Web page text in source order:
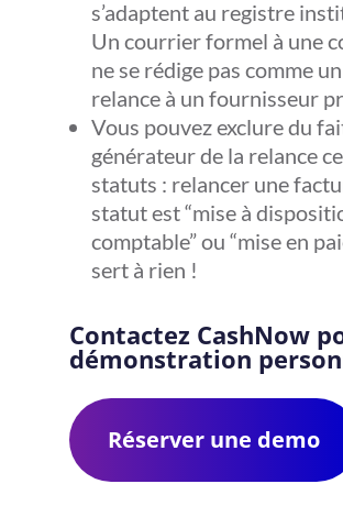
s’adaptent au registre
Un courrier formel à une
ne se rédige pas comme
relance à un fournisseur
Vous pouvez exclure du
générateur de la relance
statuts : relancer une
statut est “mise à
comptable” ou “mise en
sert à rien !
Contactez CashNow
démonstration
Réserver une demo